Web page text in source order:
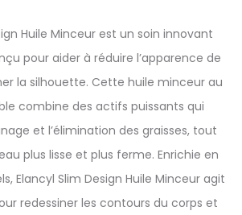
Huile Minceur est un soin innovant
pour aider à réduire l’apparence de
la silhouette. Cette huile minceur au
combine des actifs puissants qui
et l’élimination des graisses, tout
plus lisse et plus ferme. Enrichie en
Elancyl Slim Design Huile Minceur agit
redessiner les contours du corps et